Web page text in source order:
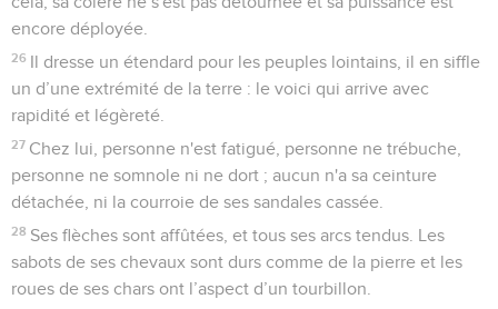
encore déployée.
26 Il dresse un étendard pour les peuples lointains, il en siffle
un d’une extrémité de la terre : le voici qui arrive avec
rapidité et légèreté.
27 Chez lui, personne n'est fatigué, personne ne trébuche,
personne ne somnole ni ne dort ; aucun n'a sa ceinture
détachée, ni la courroie de ses sandales cassée.
28 Ses flèches sont affûtées, et tous ses arcs tendus. Les
sabots de ses chevaux sont durs comme de la pierre et les
roues de ses chars ont l’aspect d’un tourbillon.